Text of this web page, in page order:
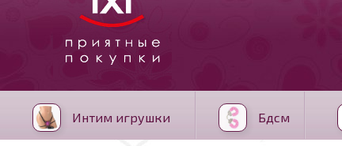
Интим игрушки Бдсм